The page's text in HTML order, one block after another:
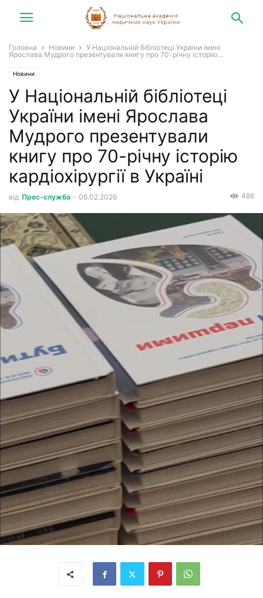
Головна Новини
У Національній бібліотеці України імені
Ярослава Мудрого презентували книгу про 70-річну історію...
Новини
У Національній бібліотеці
України імені Ярослава
Мудрого презентували
книгу про 70-річну історію
кардіохірургії в Україні
від Прес-служба - 06.02.2026 486